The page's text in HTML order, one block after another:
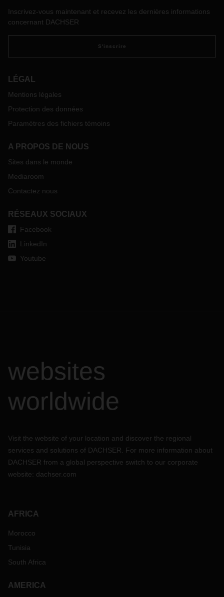
Inscrivez-vous maintenant et recevez les dernières informations
concernant DACHSER
S'inscrire
LÉGAL
Mentions légales
Protection des données
Paramètres des fichiers témoins
A PROPOS DE NOUS
Sites dans le monde
Mediaroom
Contactez nous
RÉSEAUX SOCIAUX
Facebook
LinkedIn
Youtube
websites
worldwide
Visit the website of your location and discover the regional
services and solutions of DACHSER. For more information about
DACHSER from a global perspective switch to our corporate
website: dachser.com
AFRICA
Morocco
Tunisia
South Africa
AMERICA